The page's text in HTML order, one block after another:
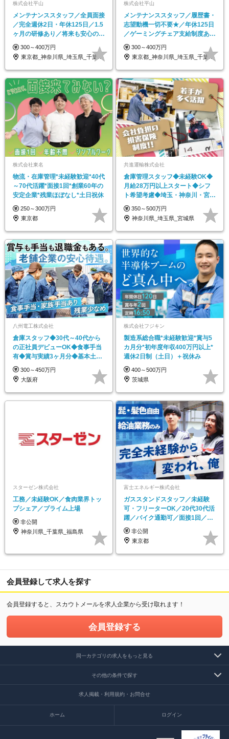
株式会社平山
メンテナンススタッフ／全員面接
／完全週休2日・年休125日／1.5
ヶ月の研修あり／将来も安心の東
証上場グループ
300～400万円
東京都_神奈川県_埼玉県_千葉県_大阪府…
株式会社平山
メンテナンススタッフ／履歴書・
志望動機一切不要★／年休125日
／ゲーミングチェア支給制度あ
り！
300～400万円
東京都_神奈川県_埼玉県_千葉県_大阪府…
株式会社東名
物流・在庫管理*未経験歓迎*40代
～70代活躍*面接1回*創業60年の
安定企業*残業ほぼなし*土日祝休
250～300万円
東京都
共進運輸株式会社
倉庫管理スタッフ◆未経験OK◆
月給28万円以上スタート◆シフ
ト希望考慮◆埼玉・神奈川・宮城
の11拠点で一斉募集
350～500万円
神奈川県_埼玉県_宮城県
八州電工株式会社
倉庫スタッフ◆30代～40代から
の正社員デビューOK◆食事手当
有◆賞与実績3ヶ月分◆基本土日
休み◆年休120日
300～450万円
大阪府
株式会社フジキン
製造系総合職*未経験歓迎*賞与5
カ月分*初年度年収400万円以上*
週休2日制（土日）＋祝休み
400～500万円
茨城県
スターゼン株式会社
工務／未経験OK／食肉業界トッ
プシェア／プライム上場
非公開
神奈川県_千葉県_福島県
富士エネルギー株式会社
ガススタンドスタッフ／未経験
可・フリーターOK／20代30代活
躍／バイク通勤可／面接1回／髪
色・髪型・ヒゲ自由
非公開
東京都
会員登録して求人を探す
会員登録すると、スカウトメールを求人企業から受け取れます！
会員登録する
同一カテゴリの求人をもっと見る
その他の条件で探す
求人掲載・利用規約・お問合せ
ホーム ログイン